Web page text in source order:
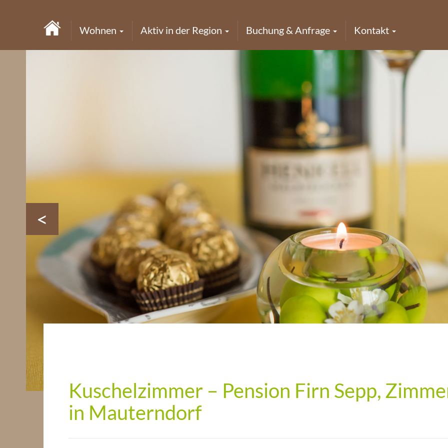
Wohnen Aktiv in der Region Buchung & Anfrage Kontakt
<
Kuschelzimmer – Pension Firn Sepp,
in Mauterndorf